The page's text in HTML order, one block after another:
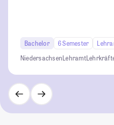
Bachelor 6 Semester
NiedersachsenLehramt